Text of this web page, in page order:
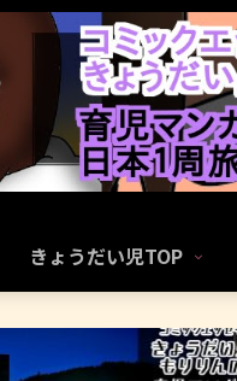
きょうだい児TOP